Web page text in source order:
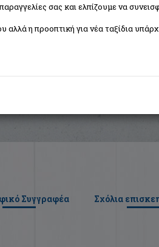
Συγγραφέα Σχόλια
σας και ελπίζουμε να
αλλά η προοπτική για νέα ταξίδια